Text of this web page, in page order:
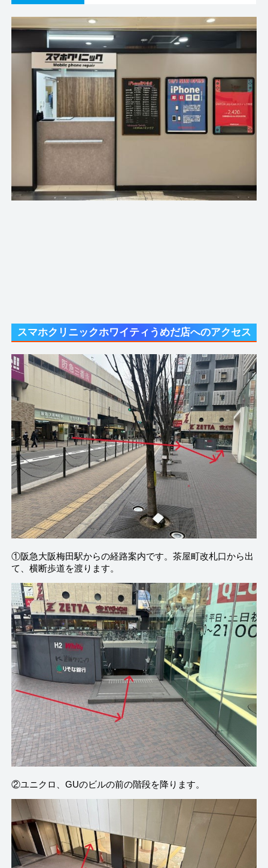
スマホクリニックホワイティうめだ店へのアクセス
①阪急大阪梅田駅からの経路案内です。茶屋町改札口から出
て、横断歩道を渡ります。
②ユニクロ、GUのビルの前の階段を降ります。